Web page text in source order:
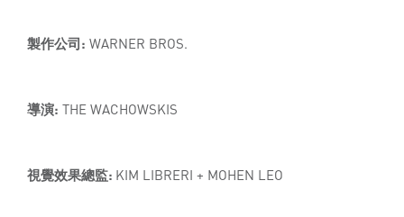
製作公司: WARNER BROS.
導演: THE WACHOWSKIS
視覺效果總監: KIM LIBRERI + MOHEN LEO